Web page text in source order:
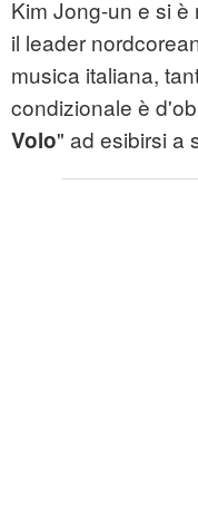
Kim Jong-un e si
il leader
musica italiana,
condizionale è
Volo" ad esibirsi a